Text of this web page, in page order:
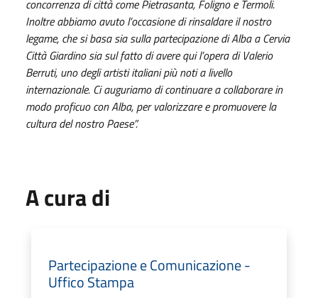
concorrenza di città come Pietrasanta, Foligno e Termoli.
Inoltre abbiamo avuto l’occasione di rinsaldare il nostro
legame, che si basa sia sulla partecipazione di Alba a Cervia
Città Giardino sia sul fatto di avere qui l’opera di Valerio
Berruti, uno degli artisti italiani più noti a livello
internazionale. Ci auguriamo di continuare a collaborare in
modo proficuo con Alba, per valorizzare e promuovere la
cultura del nostro Paese”.
A cura di
Partecipazione e Comunicazione -
Uffico Stampa